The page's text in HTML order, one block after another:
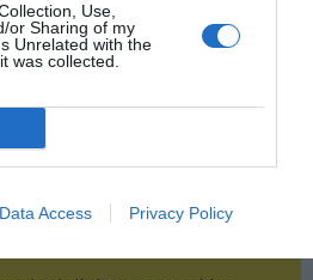
Use,
or Sharing of my
Unrelated with the
was collected.
Data Access Privacy Policy